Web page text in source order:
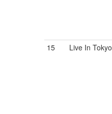
15
Live In Tokyo